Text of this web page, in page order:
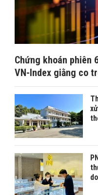
Chứng khoán phiên
VN-Index giằng co